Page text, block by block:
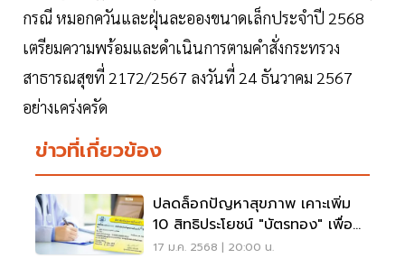
กรณี หมอกควันและฝุ่นละอองขนาดเล็กประจำปี 2568
เตรียมความพร้อมและดำเนินการตามคำสั่งกระทรวง
สาธารณสุขที่ 2172/2567 ลงวันที่ 24 ธันวาคม 2567
อย่างเคร่งครัด
ข่าวที่เกี่ยวข้อง
ปลดล็อกปัญหาสุขภาพ เคาะเพิ่ม
10 สิทธิประโยชน์ "บัตรทอง" เพื่อ
คนไทย
17 ม.ค. 2568 | 20:00 น.